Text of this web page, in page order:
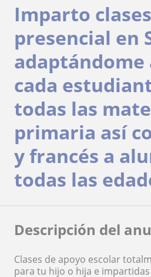
Imparto
presencial en
adaptándome
cada
todas las
primaria así
y francés a
todas las
Descripción del
Clases de apoyo escolar
para tu hijo o hija e